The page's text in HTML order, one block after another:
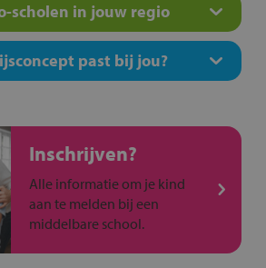
scholen in jouw regio
past bij jou?
Inschrijven?
Alle informatie om je kind
aan te melden bij een
middelbare school.